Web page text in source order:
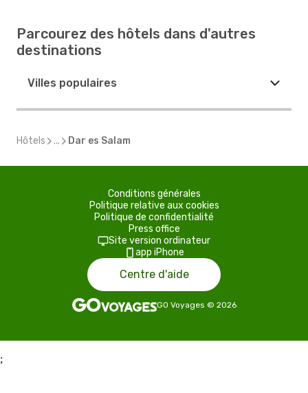
Parcourez des hôtels dans d'autres
destinations
Villes populaires
Hôtels ... Dar es Salam
Conditions générales
Politique relative aux cookies
Politique de confidentialité
Press office
Site version ordinateur
app iPhone
Centre d'aide
GO Voyages © 2026
;